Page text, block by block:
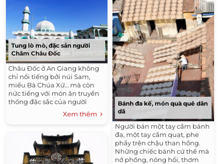
Tung lò mò, đặc sản người
Chăm Châu Đốc
Châu Đốc ở An Giang không
chỉ nổi tiếng bởi núi Sam,
miếu Bà Chúa Xứ… mà còn
nức tiếng với món ăn truyền
thống đặc sắc của người
Chăm như tung lò mò - lạp
Xem thêm
Bánh đa kế, món quà quê dân
dã
Người bán một tay cầm bánh
đa, một tay cầm quạt, phe
phẩy trên chậu than hồng.
Những chiếc bánh cứ thế mà
nở phồng, nóng hổi, thơm